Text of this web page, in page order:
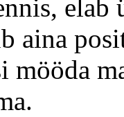
aina
mööda